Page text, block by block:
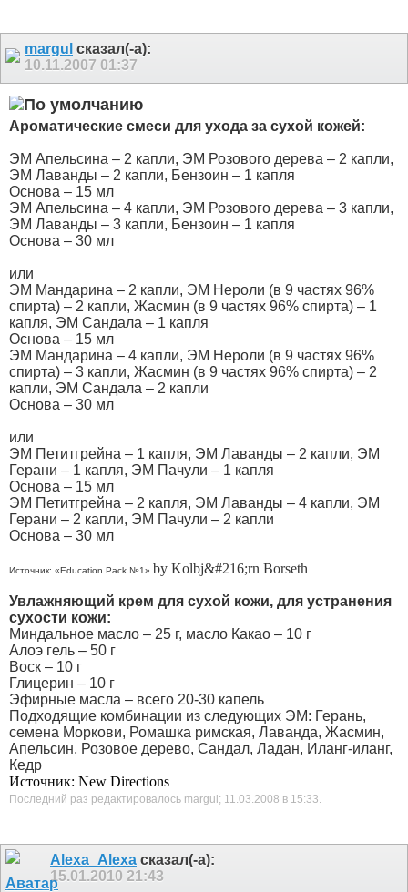
margul сказал(-а):
10.11.2007 01:37
Ароматические смеси для ухода за сухой кожей:
ЭМ Апельсина – 2 капли, ЭМ Розового дерева – 2 капли,
ЭМ Лаванды – 2 капли, Бензоин – 1 капля
Основа – 15 мл
ЭМ Апельсина – 4 капли, ЭМ Розового дерева – 3 капли,
ЭМ Лаванды – 3 капли, Бензоин – 1 капля
Основа – 30 мл
или
ЭМ Мандарина – 2 капли, ЭМ Нероли (в 9 частях 96%
спирта) – 2 капли, Жасмин (в 9 частях 96% спирта) – 1
капля, ЭМ Сандала – 1 капля
Основа – 15 мл
ЭМ Мандарина – 4 капли, ЭМ Нероли (в 9 частях 96%
спирта) – 3 капли, Жасмин (в 9 частях 96% спирта) – 2
капли, ЭМ Сандала – 2 капли
Основа – 30 мл
или
ЭМ Петитгрейна – 1 капля, ЭМ Лаванды – 2 капли, ЭМ
Герани – 1 капля, ЭМ Пачули – 1 капля
Основа – 15 мл
ЭМ Петитгрейна – 2 капля, ЭМ Лаванды – 4 капли, ЭМ
Герани – 2 капли, ЭМ Пачули – 2 капли
Основа – 30 мл
Источник: «Education Pack №1» by Kolbj&#216;rn Borseth
Увлажняющий крем для сухой кожи, для устранения
сухости кожи:
Миндальное масло – 25 г, масло Какао – 10 г
Алоэ гель – 50 г
Воск – 10 г
Глицерин – 10 г
Эфирные масла – всего 20-30 капель
Подходящие комбинации из следующих ЭМ: Герань,
семена Моркови, Ромашка римская, Лаванда, Жасмин,
Апельсин, Розовое дерево, Сандал, Ладан, Иланг-иланг,
Кедр
Источник: New Directions
Последний раз редактировалось margul; 11.03.2008 в 15:33.
Alexa_Alexa сказал(-а):
15.01.2010 21:43